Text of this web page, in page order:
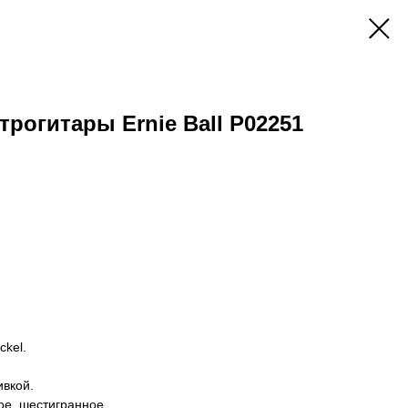
Ernie Ball P02251
шестигранное.